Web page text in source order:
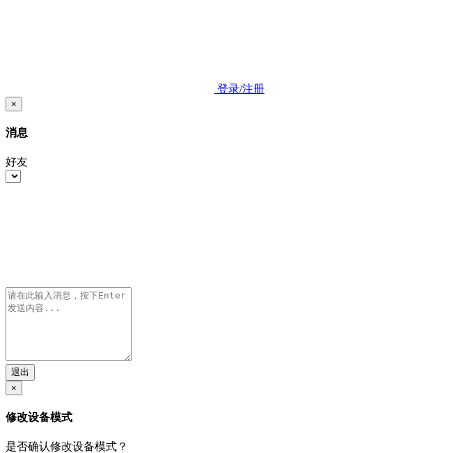
登录/注册
×
消息
好友
退出
×
修改设备模式
是否确认修改设备模式？